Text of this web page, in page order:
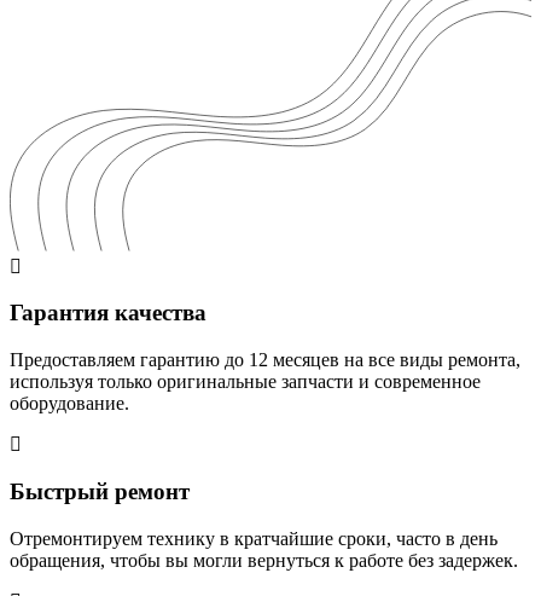
Гарантия качества
Предоставляем гарантию до 12 месяцев на все виды ремонта,
используя только оригинальные запчасти и современное
оборудование.
Быстрый ремонт
Отремонтируем технику в кратчайшие сроки, часто в день
обращения, чтобы вы могли вернуться к работе без задержек.